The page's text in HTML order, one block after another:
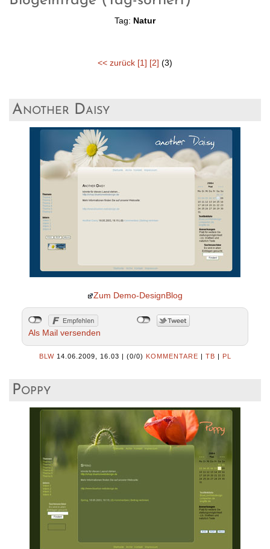
Tag: Natur
<< zurück [1] [2] (3)
Another Daisy
Zum Demo-DesignBlog
Als Mail versenden
BLW 14.06.2009, 16.03 | (0/0) KOMMENTARE | TB | PL
Poppy